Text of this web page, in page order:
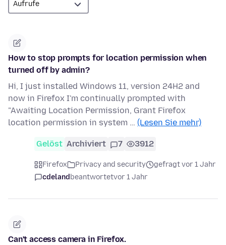
How to stop prompts for location permission when
turned off by admin?
Hi, I just installed Windows 11, version 24H2 and
now in Firefox I'm continually prompted with
"Awaiting Location Permission, Grant Firefox
location permission in system … (Lesen Sie mehr)
Gelöst Archiviert 7 3912
Firefox Privacy and security
gefragt vor 1 Jahr
cdelandbeantwortetvor 1 Jahr
Can't access camera in Firefox.